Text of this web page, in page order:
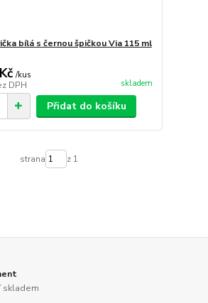
bílá s černou špičkou Via 115 ml
/kus
DPH skladem
Přidat do košíku
strana z 1
skladem